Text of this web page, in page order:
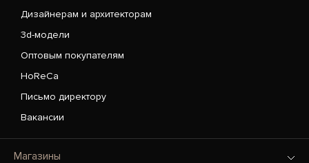
Дизайнерам и архитекторам
3d-модели
Оптовым покупателям
HoReCa
Письмо директору
Вакансии
Магазины